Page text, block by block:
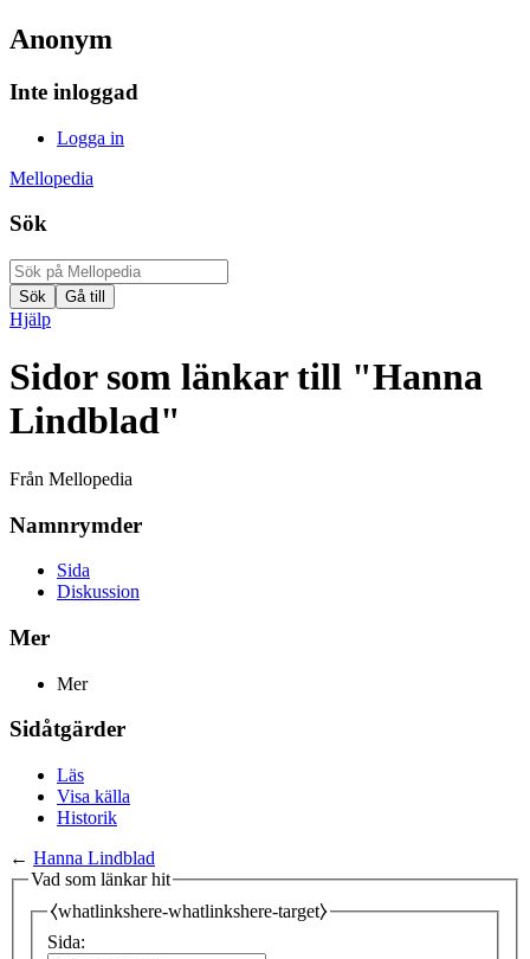
Anonym
Inte inloggad
Logga in
Mellopedia
Sök
Hjälp
Sidor som länkar till "Hanna
Lindblad"
Från Mellopedia
Namnrymder
Sida
Diskussion
Mer
Mer
Sidåtgärder
Läs
Visa källa
Historik
← Hanna Lindblad
Vad som länkar hit
⧼whatlinkshere-whatlinkshere-target⧽
Sida: